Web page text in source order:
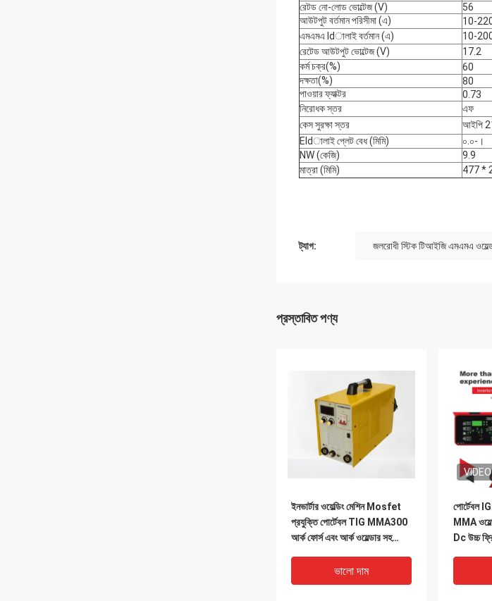
রেটড নো-লোড ভোল্টেজ (V)
56
আউটপুট বর্তমান পরিসীমা (এ)
10-
এমএমএ ldালাই বর্তমান (এ)
10-
রেটেড আউটপুট ভোল্টেজ (V)
17.2
কর্ম চক্র(%)
60
দক্ষতা(%)
80
পাওয়ার ফ্যাক্টর
0.73
নিরোধক স্তর
এফ
কেস সুরক্ষা স্তর
আইপি
Eldালাই প্লেট বেধ (মিমি)
০.০-।
NW (কেজি)
9.9
মাত্রা (মিমি)
477 *
ট্যাগ: জলরোধী স্টিক টিআইজি এমএমএ
প্রস্তাবিত পণ্য
ইনভার্টার ওয়েল্ডিং মেশিন Mosfet
প্রযুক্তি পোর্টেবল TIG MMA300
আর্ক ফোর্স এবং আর্ক ওয়েল্ডার সহ
ভালো দাম
VIDEO
পোর্টেবল
MMA
Dc উচ্চ